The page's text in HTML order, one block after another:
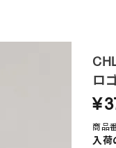
ロ
¥
商品
入荷